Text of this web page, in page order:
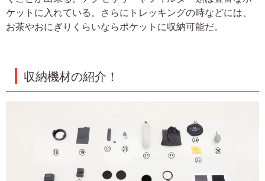
ケットに入れている。さらにトレッキングの時などには、
お茶やおにぎりくらいならポケットに収納可能だ。
収納機材の紹介！